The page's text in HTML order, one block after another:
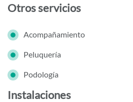
Otros servicios
Acompañamiento
Peluquería
Podología
Instalaciones